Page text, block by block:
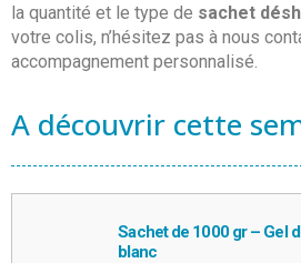
la quantité et le type de sachet
votre colis, n’hésitez pas à nous
accompagnement personnalisé.
A découvrir cette
Sachet de 1000 gr – Gel
blanc